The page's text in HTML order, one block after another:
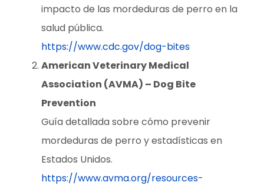
impacto de las mordeduras de perro en la
salud pública.
https://www.cdc.gov/dog-bites
American Veterinary Medical
Association (AVMA) – Dog Bite
Prevention
Guía detallada sobre cómo prevenir
mordeduras de perro y estadísticas en
Estados Unidos.
https://www.avma.org/resources-